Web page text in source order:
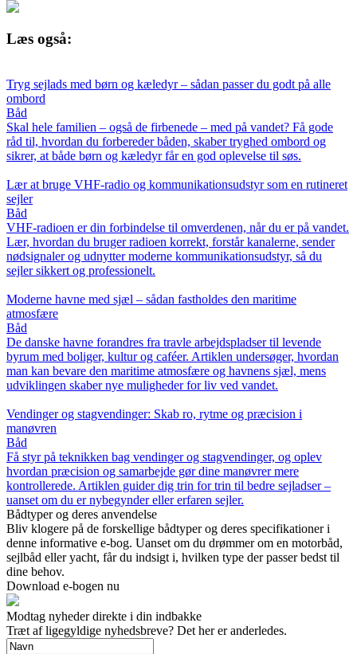
Læs også:
Tryg sejlads med børn og kæledyr – sådan passer du godt på alle
ombord
Båd
Skal hele familien – også de firbenede – med på vandet? Få gode
råd til, hvordan du forbereder båden, skaber tryghed ombord og
sikrer, at både børn og kæledyr får en god oplevelse til søs.
Lær at bruge VHF-radio og kommunikationsudstyr som en rutineret
sejler
Båd
VHF-radioen er din forbindelse til omverdenen, når du er på vandet.
Lær, hvordan du bruger radioen korrekt, forstår kanalerne, sender
nødsignaler og udnytter moderne kommunikationsudstyr, så du
sejler sikkert og professionelt.
Moderne havne med sjæl – sådan fastholdes den maritime
atmosfære
Båd
De danske havne forandres fra travle arbejdspladser til levende
byrum med boliger, kultur og caféer. Artiklen undersøger, hvordan
man kan bevare den maritime atmosfære og havnens sjæl, mens
udviklingen skaber nye muligheder for liv ved vandet.
Vendinger og stagvendinger: Skab ro, rytme og præcision i
manøvren
Båd
Få styr på teknikken bag vendinger og stagvendinger, og oplev
hvordan præcision og samarbejde gør dine manøvrer mere
kontrollerede. Artiklen guider dig trin for trin til bedre sejladser –
uanset om du er nybegynder eller erfaren sejler.
Bådtyper og deres anvendelse
Bliv klogere på de forskellige bådtyper og deres specifikationer i
denne informative e-bog. Uanset om du drømmer om en motorbåd,
sejlbåd eller yacht, får du indsigt i, hvilken type der passer bedst til
dine behov.
Download e-bogen nu
Modtag nyheder direkte i din indbakke
Træt af ligegyldige nyhedsbreve? Det her er anderledes.